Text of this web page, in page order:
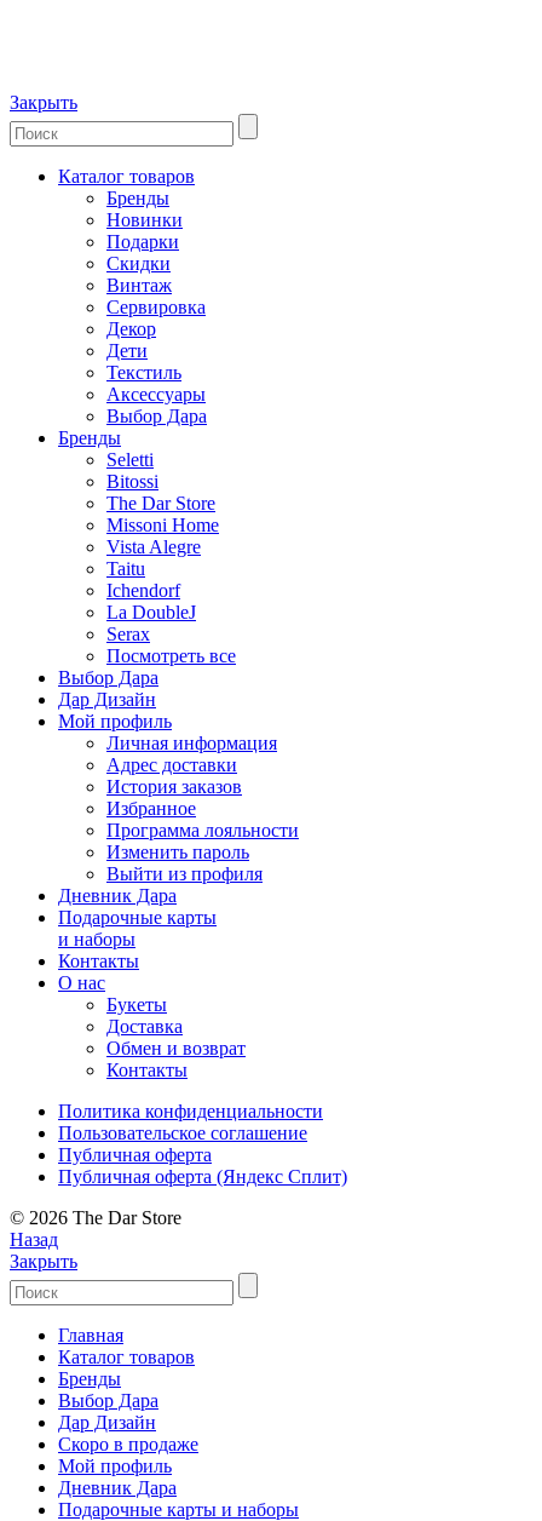
Закрыть
Каталог товаров
Бренды
Новинки
Подарки
Скидки
Винтаж
Сервировка
Декор
Дети
Текстиль
Аксессуары
Выбор Дара
Бренды
Seletti
Bitossi
The Dar Store
Missoni Home
Vista Alegre
Taitu
Ichendorf
La DoubleJ
Serax
Посмотреть все
Выбор Дара
Дар Дизайн
Мой профиль
Личная информация
Адрес доставки
История заказов
Избранное
Программа лояльности
Изменить пароль
Выйти из профиля
Дневник Дара
Подарочные карты
и наборы
Контакты
О нас
Букеты
Доставка
Обмен и возврат
Контакты
Политика конфиденциальности
Пользовательское соглашение
Публичная оферта
Публичная оферта (Яндекс Сплит)
© 2026 The Dar Store
Назад
Закрыть
Главная
Каталог товаров
Бренды
Выбор Дара
Дар Дизайн
Скоро в продаже
Мой профиль
Дневник Дара
Подарочные карты и наборы